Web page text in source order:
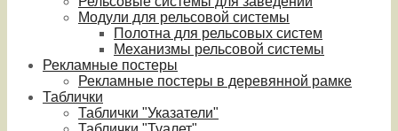
Модули для рельсовой системы
Полотна для рельсовых систем
Механизмы рельсовой системы
Рекламные постеры
Рекламные постеры в деревянной рамке
Таблички
Таблички "Указатели"